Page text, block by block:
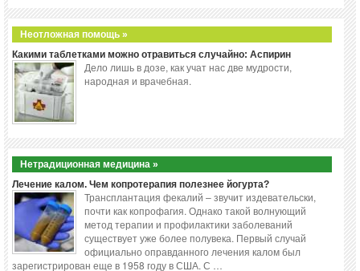
Неотложная помощь »
Какими таблетками можно отравиться случайно: Аспирин
Дело лишь в дозе, как учат нас две мудрости,
народная и врачебная.
Нетрадиционная медицина »
Лечение калом. Чем копротерапия полезнее йогурта?
Трансплантация фекалий – звучит издевательски,
почти как копрофагия. Однако такой волнующий
метод терапии и профилактики заболеваний
существует уже более полувека. Первый случай
официально оправданного лечения калом был
зарегистрирован еще в 1958 году в США. С …